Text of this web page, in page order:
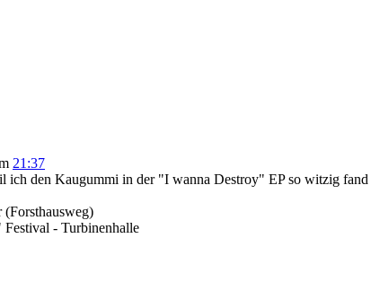
21:37
ich den Kaugummi in der "I wanna Destroy" EP so witzig
- Turbinenhalle